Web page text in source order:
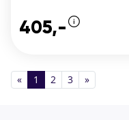
405,-
« 1 2 3 »